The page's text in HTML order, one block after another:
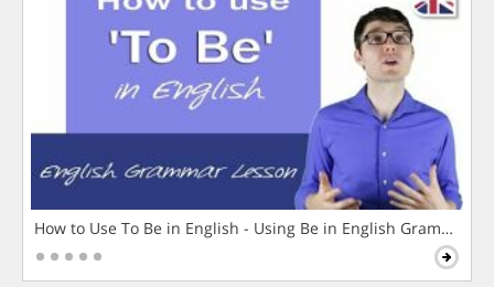
How to Use To Be in English - Using Be in English Grammar